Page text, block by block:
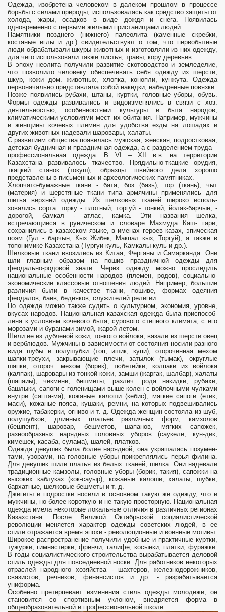
Одежда, изобретена человеком в далеком прошлом в процессе
борьбы с силами природы, использовалась как средство защиты от
холода, жары, осадков в виде дождя и снега. Появи­лась
одновременно с первыми жилыми при­станищами людей.
Памятники позднего (нижнего) палеолита (каменные скребки,
костяные иглы и др.) свидетельству­ют о том, что первобытные
люди об­рабатывали шкуры животных и из­готовляли из них одежду,
для чего исполь­зовали также листья, травы, кору деревьев.
В эпоху неолита получили развитие скотоводство и земледелие,
что позволило человеку обеспечивать себя одежду из шерсти,
шкур, кожи дом. животных, хлопка, конопли, кунжута. Одежда
первоначально представляла собой на­кидки, набедренные повязки.
Позже по­явились рубахи, штаны, куртки, го­ловные уборы, обувь.
Формы одежды разви­вались и видоизменялись в связи с хоз.
деятельностью, особенностями культуры и быта народов,
климатическими условиями мест их обитания. Например, мужчины
и женщины кочевых племен для удобства езды на лошадях и
других животных надевали шаровары, хала­ты.
С развитием общества появилась мужская, женская, подростковая,
детская буднич­ная и праздничная одежда, а с разделени­ем труда –
профессиональная одежда. В VI – XII в.в. на территории
Казахстана развивалось тка­чество. Прядильно-ткацкие орудия,
ткацкий станок (токуш), образцы швейного дела хорошо
представлены в письменных и археологических памят­никах.
Хлопчато-бумажные ткани - бата, боз (бязь), тор (ткань), чыт
(материя) и шерстяные ткани типа армячины применялись для
шитья верхней одежды. Из шелковых тканей широко исполь­
зовались сорта: торку - плотный, торгуй - тонкий, йолак-барчын, -
дорогой, бамкал - атлас, камка. Эти названия шелка,
встречающиеся в руническом и словаре Махмуда Каш- гари,
сохранились в казахском языке, в име­нах героев казах, эпическая
поэм (Гул - барчын, Кыз Жибек, Макпал кыз, Тор­гуй), а также в
топонимике Казахста­на (Тургуи-куль, Камкалы-куль и др.).
Шелковые ткани ввозились из Китая, Ферганы и Самарканда. Они
шли главным образом на пошив празд­ничной одежды для
феодально-родовой знати. Через одежду можно проследить
национальные особенности народов (племен, родов), социально-
экономические классо­вые отношения людей. Например, боль­шие
различия были в качестве ткани, пошиве, формах одеяния
феодалов, баев, бедняков, служителей религии.
По одежде можно также судить о культур­ном, экономия, уровне,
вкусах наро­дов. Национальная казахская одежда была приспособ­
лена к условиям кочевого быта, суро­вого степного климата, с его
мороза­ми и буранами зимой, жарой летом.
Шили ее из дубленой кожи, тонкого войлока, вязали из шерсти овец
и верблюдов. Мужчины в зависимости от состояния носили разного
вида шубы и полушубки (топ, ишик, ку­пи), отороченная мехом
шапки-треухи, за­крывающие плечи, затылок (тымак), округлые
шапки, отороч. мехом (борик), тюбетейки, колпаки из войлока
(калпак), шаровары из тонкой кожи, замши (жаргак, шалбар), халаты
(шапаиы), чекмени, бешметы, различ. рода накидки, рубахи,
башлыки, са­поги с голенищами выше колен с войлочными чулками
внутри (сапта-ма), кожаные калоши (кебис), мяг­кие сапоги (етик,
маси), кожаные пояса, кушаки, ремни, на которых под­вешивались
оружие, табакерки, огни­во и т. д. Одежда женщин состояла из шуб,
полушубков, длинных платьев различных форм, камзолов
(бешпент), шаровар, бешметов, шапанов, мяг­ких сапожек,
разнообразных наряд­ных головных уборов (саукеле, кун-дик,
кимешек, касаба, сулама), ша­лей, платков.
Одежда девушек была более нарядной, она украшалась позумен­
тами, узорами, на головные уборы прикреплялись перья филина.
Для девушек шили платья из белых тка­ней, шелка. Они надевали
традиционные кам­золы, головные уборы (борик, такия), сапожки на
высоких каблуках (кок-сауыр), кожаные калоши, халаты, шубки,
бархатные, шелковые бешме­ты и т. д.
Джигиты и подростки но­сили в основном такую же одежду, что и
муж­чины, но более короткую и не такую просторную. Национальная
одежда имела некоторые локальные отличия в различных регио­нах
Казахстана. После Великой Октябрьской социалистической
револю­ции меняется характер одежды советских людей, в ее
стиле отражается время эпохи - революционные и военные мотивы.
Ши­рокое распространение получили удоб­ные и практичные куртки,
тужурки, гимнастерки, френчи, галифе, косын­ки, платки, фуражки.
В годы социа­листического строительства вырабатывается дело­вой
стиль одежды для повседневной носки. Для работников некоторых
отраслей народного хозяйства - шахтеров, железнодорожников,
связистов, речников, финансистов и др. - разрабатывается
униформа.
Осо­бенно претерпевает изменения стиль одежды молодежи, он
становится со спор­тивным уклоном, внедряется форма в
общеобразовательной и профессио­нальной школе.